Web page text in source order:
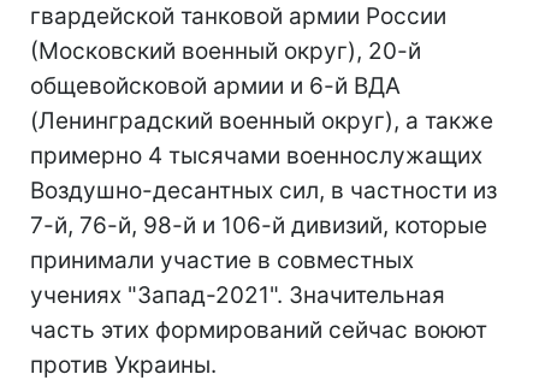
гвардейской танковой армии России
(Московский военный округ), 20-й
общевойсковой армии и 6-й ВДА
(Ленинградский военный округ), а также
примерно 4 тысячами военнослужащих
Воздушно-десантных сил, в частности из
7-й, 76-й, 98-й и 106-й дивизий, которые
принимали участие в совместных
учениях "Запад-2021". Значительная
часть этих формирований сейчас воюют
против Украины.